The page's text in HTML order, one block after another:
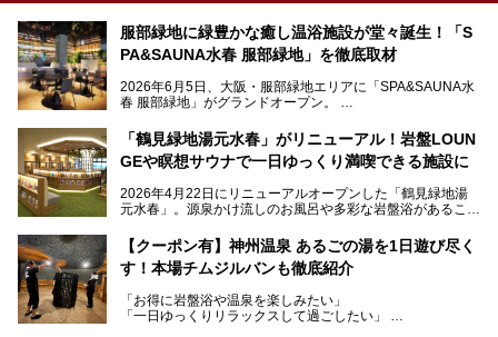
服部緑地に緑豊かな癒し温浴施設が堂々誕生！「S
PA&SAUNA水春 服部緑地」を徹底取材
2026年6月5日、大阪・服部緑地エリアに「SPA&SAUNA水
春 服部緑地」がグランドオープン。
当初の計画から約5年の時を経て誕生した本施設は、温泉・
サウナ・岩盤浴・フィットネス・ラウンジ・レストランなど
を融合した、これまでの“水春”のイメージをさらに進化させ
今回はオープン前の内覧会に参加し、館内のこだわりポイン
サウナー注目の3種のサウナや160cmの深水風呂、没入感の
高い岩盤浴エリア、日本最大の台数を誇る最新AIフィットネ
スマシンなど、見どころ満載の館内を詳しくご紹介します。
「鶴見緑地湯元水春」がリニューアル！岩盤LOUN
GEや瞑想サウナで一日ゆっくり満喫できる施設に
2026年4月22日にリニューアルオープンした「鶴見緑地湯
元水春」。源泉かけ流しのお風呂や多彩な岩盤浴があること
に“一日中くつろげる場所”としてパワーアップしています。
今回のリニューアルでは、新たに登場した瞑想サウナをはじ
見どころが盛りだくさん。日常の疲れを癒やしたい方はもち
ろん、休日にゆったり過ごしたい方にもぴったりの内容とな
【クーポン有】神州温泉 あるごの湯を1日遊び尽く
す！本場チムジルバンも徹底紹介
「お得に岩盤浴や温泉を楽しみたい」
「一日ゆっくりリラックスして過ごしたい」